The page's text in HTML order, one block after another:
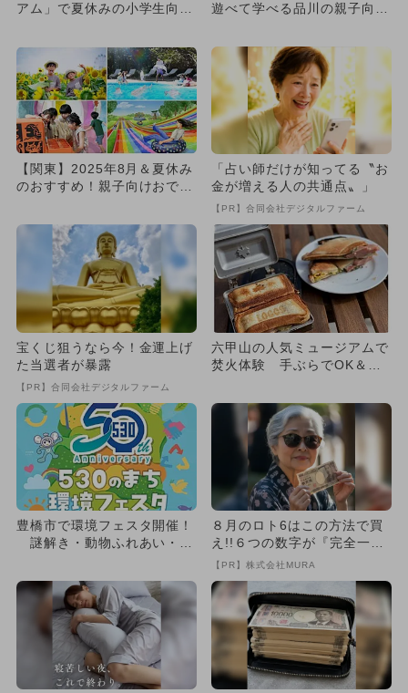
アム」で夏休みの小学生向け
遊べて学べる品川の親子向け
【関東】2025年8月＆夏休み
のおすすめ！親子向けおでか
「占い師だけが知ってる〝お
金が増える人の共通点〟」
【PR】合同会社デジタルファーム
宝くじ狙うなら今！金運上げ
た当選者が暴露
【PR】合同会社デジタルファーム
六甲山の人気ミュージアムで
焚火体験 手ぶらでOK＆ク
豊橋市で環境フェスタ開催！
謎解き・動物ふれあい・実
８月のロト6はこの方法で買
え!!６つの数字が『完全一
致』する方法
【PR】株式会社MURA